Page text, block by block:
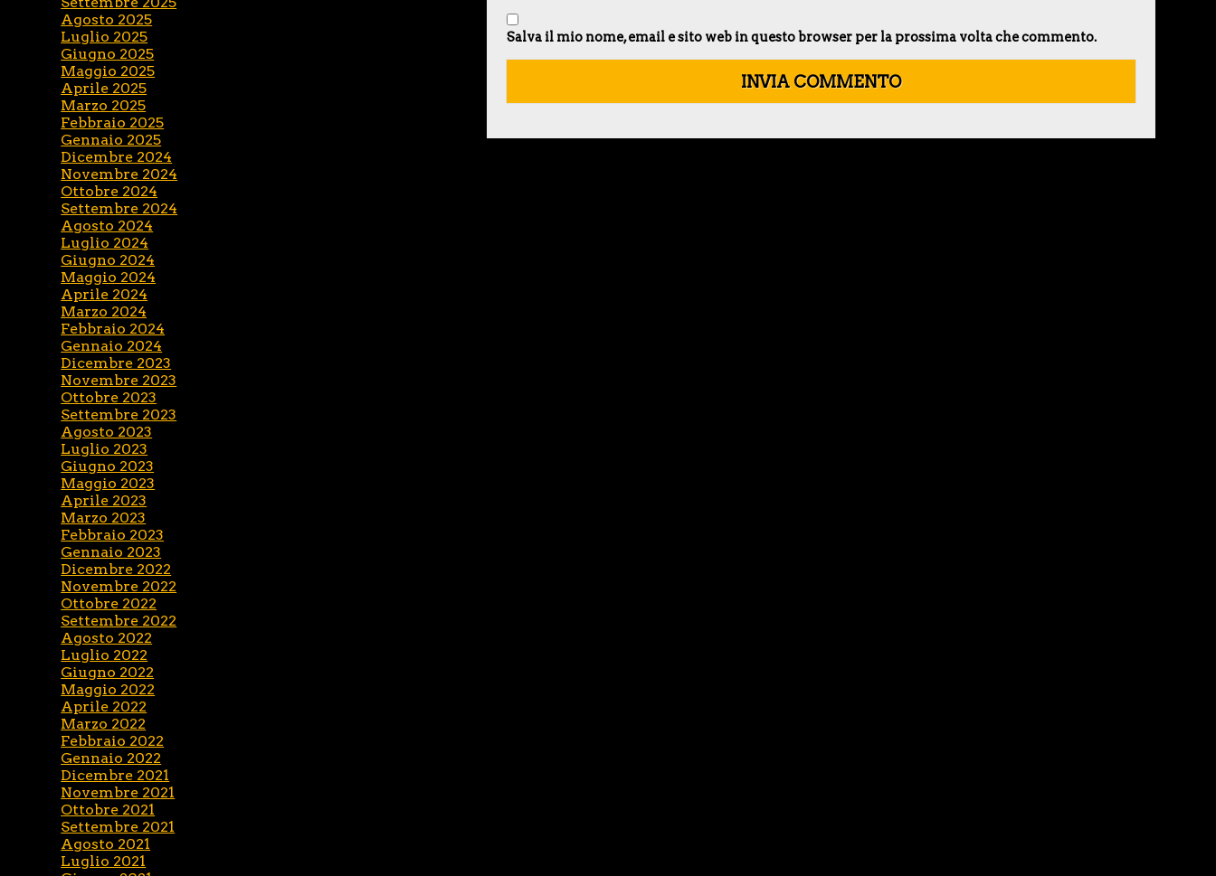
Salva il mio nome, email e sito web in questo browser per la prossima volta che commento.
Agosto 2025
Luglio 2025
Giugno 2025
Maggio 2025
Aprile 2025
Marzo 2025
Febbraio 2025
Gennaio 2025
Dicembre 2024
Novembre 2024
Ottobre 2024
Settembre 2024
Agosto 2024
Luglio 2024
Giugno 2024
Maggio 2024
Aprile 2024
Marzo 2024
Febbraio 2024
Gennaio 2024
Dicembre 2023
Novembre 2023
Ottobre 2023
Settembre 2023
Agosto 2023
Luglio 2023
Giugno 2023
Maggio 2023
Aprile 2023
Marzo 2023
Febbraio 2023
Gennaio 2023
Dicembre 2022
Novembre 2022
Ottobre 2022
Settembre 2022
Agosto 2022
Luglio 2022
Giugno 2022
Maggio 2022
Aprile 2022
Marzo 2022
Febbraio 2022
Gennaio 2022
Dicembre 2021
Novembre 2021
Ottobre 2021
Settembre 2021
Agosto 2021
Luglio 2021